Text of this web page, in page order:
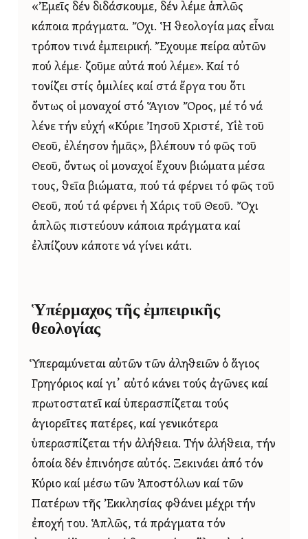
«Ἐμεῖς δέν διδάσκουμε, δέν λέμε ἁπλῶς
κάποια πράγματα. Ὄχι. Ἡ θεολογία μας εἶναι
τρόπον τινά ἐμπειρική. Ἔχουμε πείρα αὐτῶν
πού λέμε· ζοῦμε αὐτά πού λέμε». Καί τό
τονίζει στίς ὁμιλίες καί στά ἔργα του ὅτι
ὄντως οἱ μοναχοί στό Ἅγιον Ὄρος, μέ τό νά
λένε τήν εὐχή «Κύριε Ἰησοῦ Χριστέ, Υἱὲ τοῦ
Θεοῦ, ἐλέησον ἡμᾶς», βλέπουν τό φῶς τοῦ
Θεοῦ, ὄντως οἱ μοναχοί ἔχουν βιώματα μέσα
τους, θεῖα βιώματα, πού τά φέρνει τό φῶς τοῦ
Θεοῦ, πού τά φέρνει ἡ Χάρις τοῦ Θεοῦ. Ὄχι
ἁπλῶς πιστεύουν κάποια πράγματα καί
ἐλπίζουν κάποτε νά γίνει κάτι.
Ὑπέρμαχος τῆς ἐμπειρικῆς
θεολογίας
Ὑπεραμύνεται αὐτῶν τῶν ἀληθειῶν ὁ ἅγιος
Γρηγόριος καί γι᾿ αὐτό κάνει τούς ἀγῶνες καί
πρωτοστατεῖ καί ὑπερασπίζεται τούς
ἁγιορεῖτες πατέρες, καί γενικότερα
ὑπερασπίζεται τήν ἀλήθεια. Τήν ἀλήθεια, τήν
ὁποία δέν ἐπινόησε αὐτός. Ξεκινάει ἀπό τόν
Κύριο καί μέσω τῶν Ἀποστόλων καί τῶν
Πατέρων τῆς Ἐκκλησίας φθάνει μέχρι τήν
ἐποχή του. Ἁπλῶς, τά πράγματα τόν